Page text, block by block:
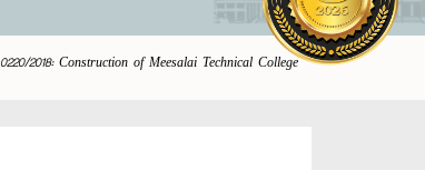
0220/2018: Construction of Meesalai Technical College